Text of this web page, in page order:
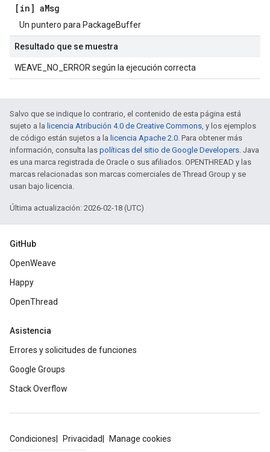
[in] aMsg
Un puntero para PackageBuffer
Resultado que se muestra
WEAVE_NO_ERROR según la ejecución correcta
Salvo que se indique lo contrario, el contenido de esta página está
sujeto a la licencia Atribución 4.0 de Creative Commons, y los ejemplos
de código están sujetos a la licencia Apache 2.0. Para obtener más
información, consulta las políticas del sitio de Google Developers. Java
es una marca registrada de Oracle o sus afiliados. OPENTHREAD y las
marcas relacionadas son marcas comerciales de Thread Group y se
usan bajo licencia.
Última actualización: 2026-02-18 (UTC)
GitHub
OpenWeave
Happy
OpenThread
Asistencia
Errores y solicitudes de funciones
Google Groups
Stack Overflow
Condiciones Privacidad Manage cookies